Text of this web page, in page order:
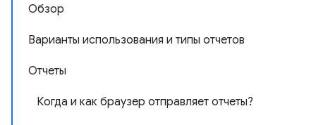
Обзор
Варианты использования и типы отчетов
Отчеты
Когда и как браузер отправляет отчеты?